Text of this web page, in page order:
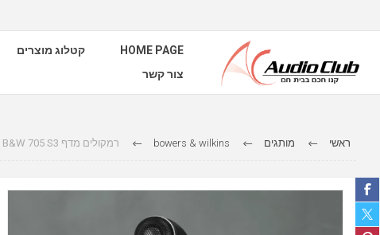
HOME PAGE קטלוג מוצרים
צור קשר
ראשי מותגים bowers & wilkins רמקולים מדף B&W 705 S3